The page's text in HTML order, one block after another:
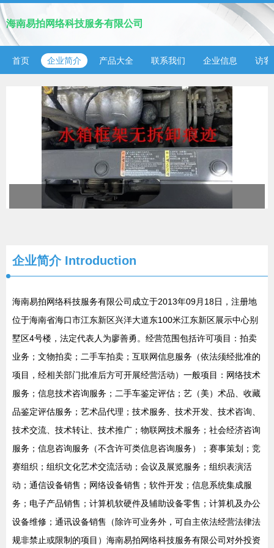
海南易拍网络科技服务有限公司
首页 企业简介 产品大全 联系我们 企业信息 访客
企业简介 Introduction
海南易拍网络科技服务有限公司成立于2013年09月18日，注册地
位于海南省海口市江东新区兴洋大道东100米江东新区展示中心别
墅区4号楼，法定代表人为廖善勇。经营范围包括许可项目：拍卖
业务；文物拍卖；二手车拍卖；互联网信息服务（依法须经批准的
项目，经相关部门批准后方可开展经营活动）一般项目：网络技术
服务；信息技术咨询服务；二手车鉴定评估；艺（美）术品、收藏
品鉴定评估服务；艺术品代理；技术服务、技术开发、技术咨询、
技术交流、技术转让、技术推广；物联网技术服务；社会经济咨询
服务；信息咨询服务（不含许可类信息咨询服务）；赛事策划；竞
赛组织；组织文化艺术交流活动；会议及展览服务；组织表演活
动；通信设备销售；网络设备销售；软件开发；信息系统集成服
务；电子产品销售；计算机软硬件及辅助设备零售；计算机及办公
设备维修；通讯设备销售（除许可业务外，可自主依法经营法律法
规非禁止或限制的项目）海南易拍网络科技服务有限公司对外投资